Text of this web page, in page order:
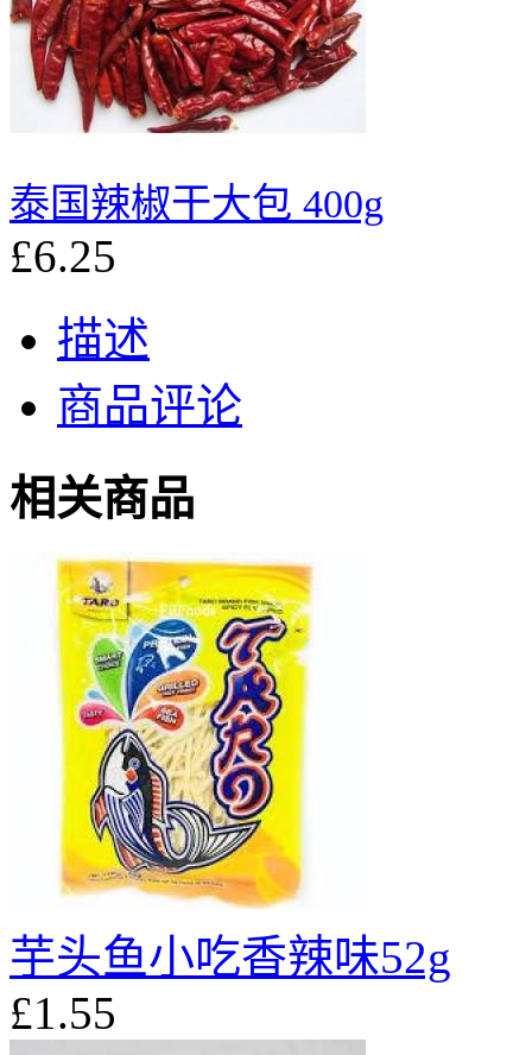
泰国辣椒干大包 400g
£6.25
描述
商品评论
相关商品
芋头鱼小吃香辣味52g
£1.55